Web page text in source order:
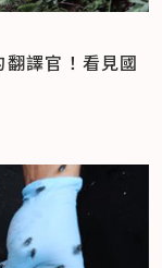
譯官！看見國